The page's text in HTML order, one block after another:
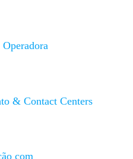
& Contact Centers
com